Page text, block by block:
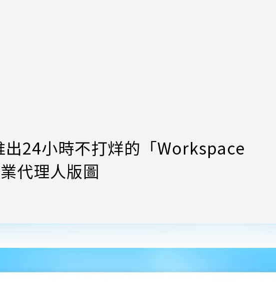
出24小時不打烊的「Workspace
代理人版圖